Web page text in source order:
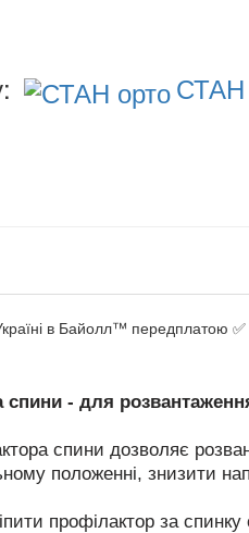
СТАН
в Байолл™ передплатою
- для
спини дозволяє
положенні, знизити
профілактор за спинку